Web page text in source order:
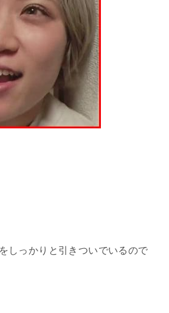
しっかりと引きついでいるので